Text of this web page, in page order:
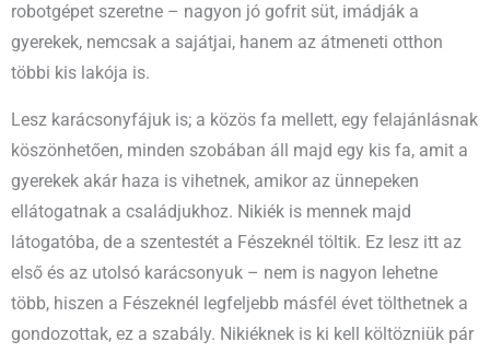
robotgépet szeretne – nagyon jó gofrit süt, imádják a
gyerekek, nemcsak a sajátjai, hanem az átmeneti otthon
többi kis lakója is.
Lesz karácsonyfájuk is; a közös fa mellett, egy felajánlásnak
köszönhetően, minden szobában áll majd egy kis fa, amit a
gyerekek akár haza is vihetnek, amikor az ünnepeken
ellátogatnak a családjukhoz. Nikiék is mennek majd
látogatóba, de a szentestét a Fészeknél töltik. Ez lesz itt az
első és az utolsó karácsonyuk – nem is nagyon lehetne
több, hiszen a Fészeknél legfeljebb másfél évet tölthetnek a
gondozottak, ez a szabály. Nikiéknek is ki kell költözniük pár